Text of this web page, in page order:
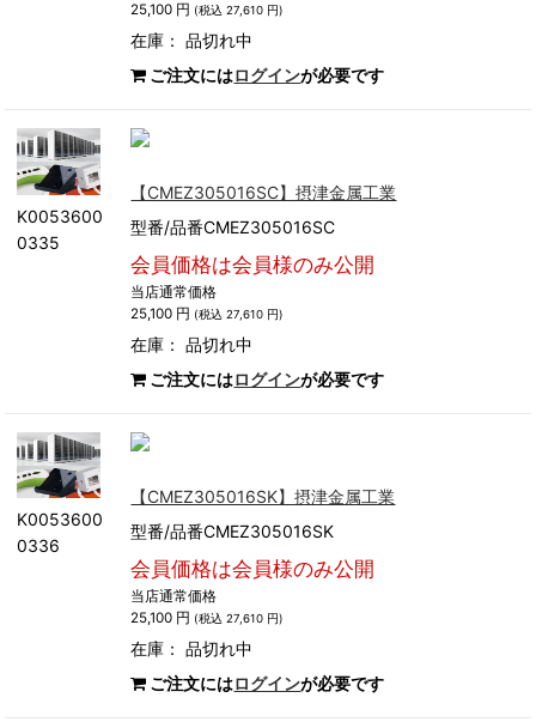
25,100 円 (税込 27,610 円)
在庫：品切れ中
ご注文にはログインが必要です
K0053600
0335
【CMEZ305016SC】摂津金属工業
型番/品番CMEZ305016SC
会員価格は会員様のみ公開
当店通常価格
25,100 円 (税込 27,610 円)
在庫：品切れ中
ご注文にはログインが必要です
K0053600
0336
【CMEZ305016SK】摂津金属工業
型番/品番CMEZ305016SK
会員価格は会員様のみ公開
当店通常価格
25,100 円 (税込 27,610 円)
在庫：品切れ中
ご注文にはログインが必要です